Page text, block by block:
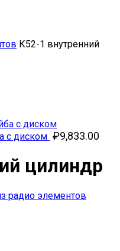
К52-1 внутренний
с диском ₽9,833.00
цилиндр
радио элементов